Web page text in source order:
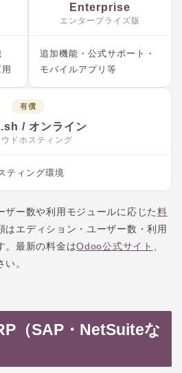
Enterprise
エンタープライズ版
追加機能・公式サポート・
モバイルアプリ等
有償
/ オンライン
ウドホスティング
ティング環境
ザー数や利用モジュールに応じた料
はエディション・ユーザー数・利用
。最新の料金はOdoo公式サイト
。
（SAP・NetSuiteな